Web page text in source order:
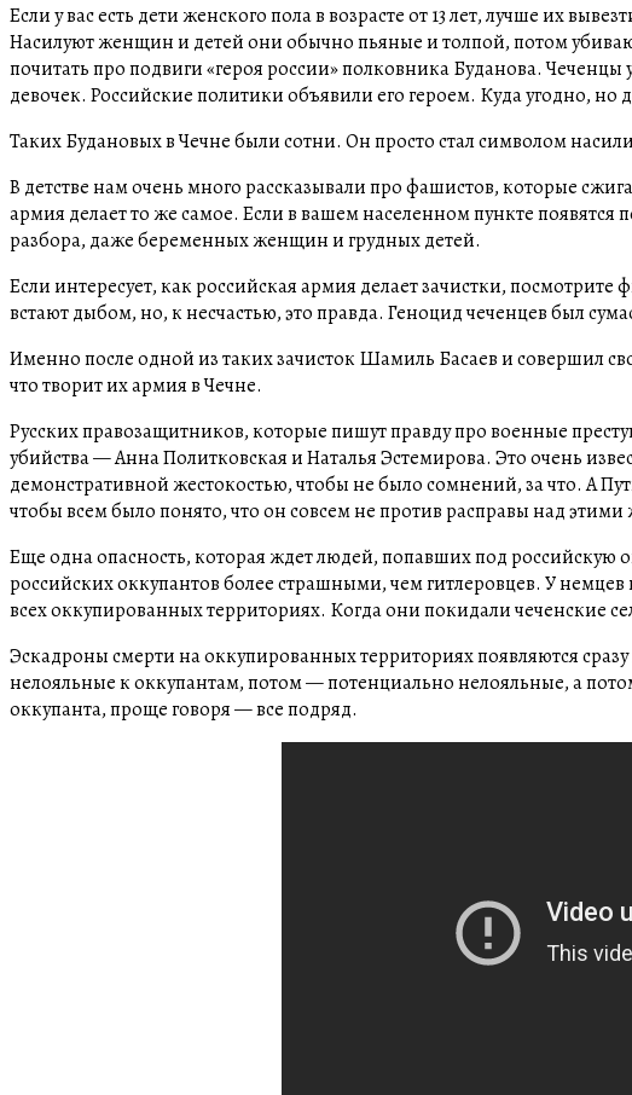
Если у вас есть дети женского пола в возрасте от 13 лет, лучше их
Насилуют женщин и детей они обычно пьяные и толпой, потом
почитать про подвиги «героя россии» полковника Буданова.
девочек. Российские политики объявили его героем. Куда угодно, но
Таких Будановых в Чечне были сотни. Он просто стал символом
В детстве нам очень много рассказывали про фашистов, которые
армия делает то же самое. Если в вашем населенном пункте появятся
разбора, даже беременных женщин и грудных детей.
Если интересует, как российская армия делает зачистки,
встают дыбом, но, к несчастью, это правда. Геноцид чеченцев был
Именно после одной из таких зачисток Шамиль Басаев и совершил
что творит их армия в Чечне.
Русских правозащитников, которые пишут правду про военные
убийства — Анна Политковская и Наталья Эстемирова. Это очень
демонстративной жестокостью, чтобы не было сомнений, за что. А
чтобы всем было понято, что он совсем не против расправы над
Еще одна опасность, которая ждет людей, попавших под
российских оккупантов более страшными, чем гитлеровцев. У
всех оккупированных территориях. Когда они покидали чеченские
Эскадроны смерти на оккупированных территориях появляются
нелояльные к оккупантам, потом — потенциально нелояльные, а
оккупанта, проще говоря — все подряд.